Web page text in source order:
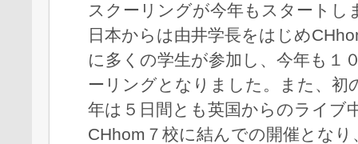
スクーリングが今年もスタートし
日本からは由井学長をはじめ
に多くの学生が参加し、今年も１
ーリングとなりました。また、初
年は５日間とも英国からのライブ
CHhom７校に結んでの開催となり